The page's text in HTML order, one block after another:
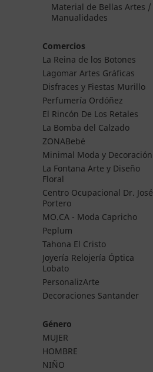
Material de Bellas Artes /
Manualidades
Comercios
La Reina de los Botones
Lagomar Artes Gráficas
Disfraces y Fiestas Murillo
Perfumería Ordóñez
El Rincón De Los Retales
La Bomba del Calzado
ZONABebé
Minimal Moda y Decoración
La Fontana Arte y Diseño
Floral
Centro Ocupacional Dr. José
Portero
MO.CA - Moda Capricho
Peplum
Tahona El Cristo
Joyería Relojería Óptica
Lobato
PersonalizArte
Decoraciones Santander
Género
MUJER
HOMBRE
NIÑO